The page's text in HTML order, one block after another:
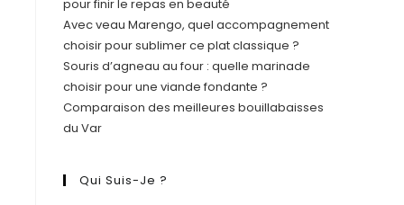
pour finir le repas en beauté
Avec veau Marengo, quel accompagnement
choisir pour sublimer ce plat classique ?
Souris d’agneau au four : quelle marinade
choisir pour une viande fondante ?
Comparaison des meilleures bouillabaisses
du Var
Qui Suis-Je ?